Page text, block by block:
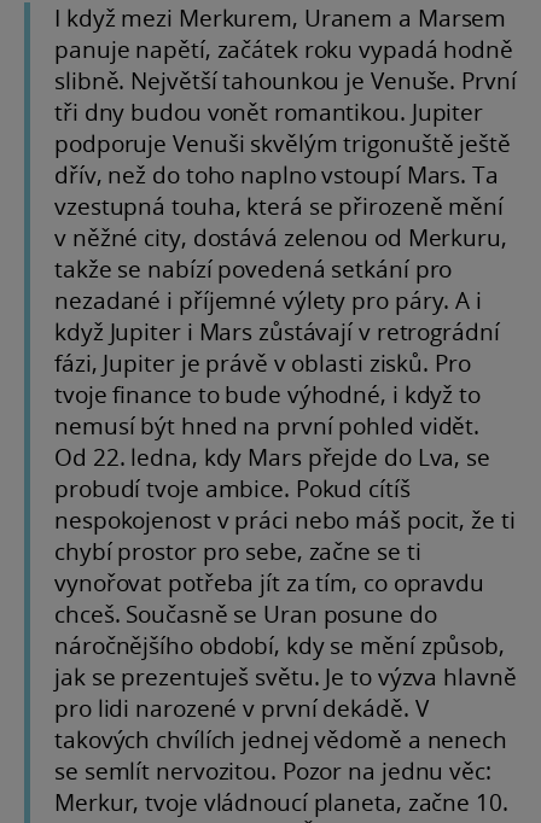
I když mezi Merkurem, Uranem a Marsem
panuje napětí, začátek roku vypadá hodně
slibně. Největší tahounkou je Venuše. První
tři dny budou vonět romantikou. Jupiter
podporuje Venuši skvělým trigonuště ještě
dřív, než do toho naplno vstoupí Mars. Ta
vzestupná touha, která se přirozeně mění
v něžné city, dostává zelenou od Merkuru,
takže se nabízí povedená setkání pro
nezadané i příjemné výlety pro páry. A i
když Jupiter i Mars zůstávají v retrográdní
fázi, Jupiter je právě v oblasti zisků. Pro
tvoje finance to bude výhodné, i když to
nemusí být hned na první pohled vidět.
Od 22. ledna, kdy Mars přejde do Lva, se
probudí tvoje ambice. Pokud cítíš
nespokojenost v práci nebo máš pocit, že ti
chybí prostor pro sebe, začne se ti
vynořovat potřeba jít za tím, co opravdu
chceš. Současně se Uran posune do
náročnějšího období, kdy se mění způsob,
jak se prezentuješ světu. Je to výzva hlavně
pro lidi narozené v první dekádě. V
takových chvílích jednej vědomě a nenech
se semlít nervozitou. Pozor na jednu věc:
Merkur, tvoje vládnoucí planeta, začne 10.